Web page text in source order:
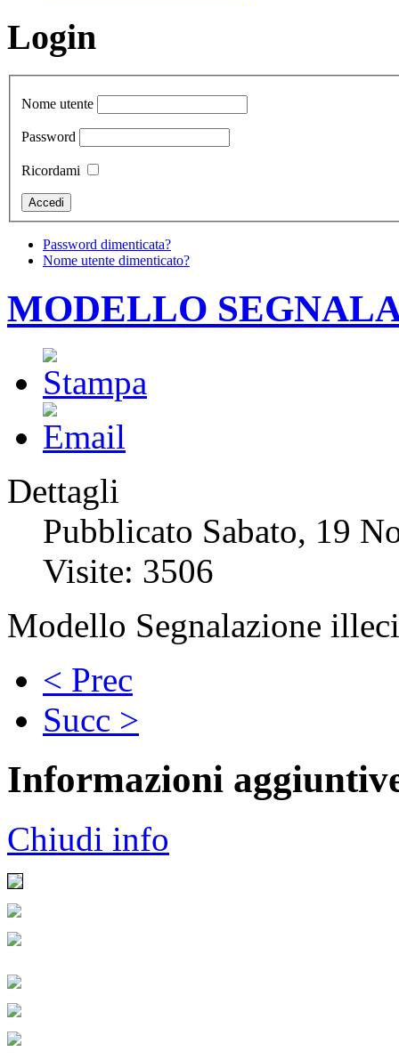
Login
Nome utente
Password
Ricordami
Password dimenticata?
Nome utente dimenticato?
MODELLO
Dettagli
Pubblicato Sabato, 19
Visite: 3506
Modello Segnalazione
< Prec
Succ >
Informazioni
Chiudi info